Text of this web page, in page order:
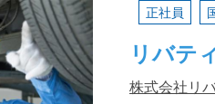
正社員
リバテ
株式会社リ